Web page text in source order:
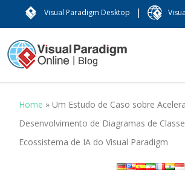
Visual Paradigm Desktop |
Home »Um Estudo de Caso sobre
Desenvolvimento de Diagramas de
Ecossistema de IA do Visual Paradigm